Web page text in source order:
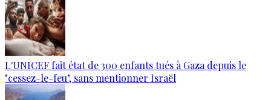
L'UNICEF fait état de 300 enfants tués à Gaza depuis le
"cessez-le-feu", sans mentionner Israël